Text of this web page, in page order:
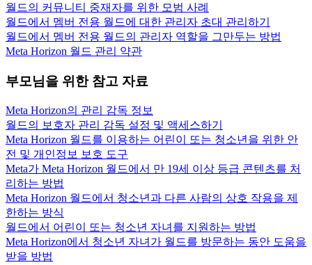
월드의 커뮤니티 중재자를 위한 모범 사례
월드에서 멤버 전용 월드에 대한 관리자 초대 관리하기
월드에서 멤버 전용 월드의 관리자 역할을 그만두는 방법
Meta Horizon 월드 관리 약관
부모님을 위한 참고 자료
Meta Horizon의 관리 감독 정보
월드의 보호자 관리 감독 설정 및 액세스하기
Meta Horizon 월드를 이용하는 어린이 또는 청소년을 위한 안
전 및 개인정보 보호 도구
Meta가 Meta Horizon 월드에서 만 19세 이상 등급 콘텐츠를 처
리하는 방법
Meta Horizon 월드에서 청소년과 다른 사람의 상호 작용을 제
한하는 방식
월드에서 어린이 또는 청소년 자녀를 지원하는 방법
Meta Horizon에서 청소년 자녀가 월드를 방문하는 동안 도움을
받을 방법